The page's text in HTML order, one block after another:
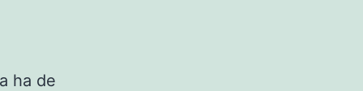
ha de